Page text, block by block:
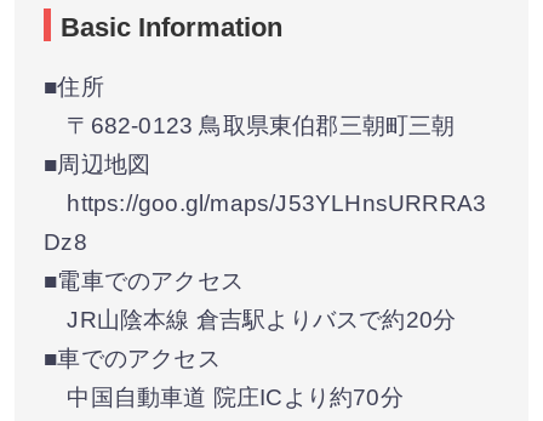
Basic Information
■住所
〒682-0123 鳥取県東伯郡三朝町三朝
■周辺地図
https://goo.gl/maps/J53YLHnsURRRA3
Dz8
■電車でのアクセス
JR山陰本線 倉吉駅よりバスで約20分
■車でのアクセス
中国自動車道 院庄ICより約70分